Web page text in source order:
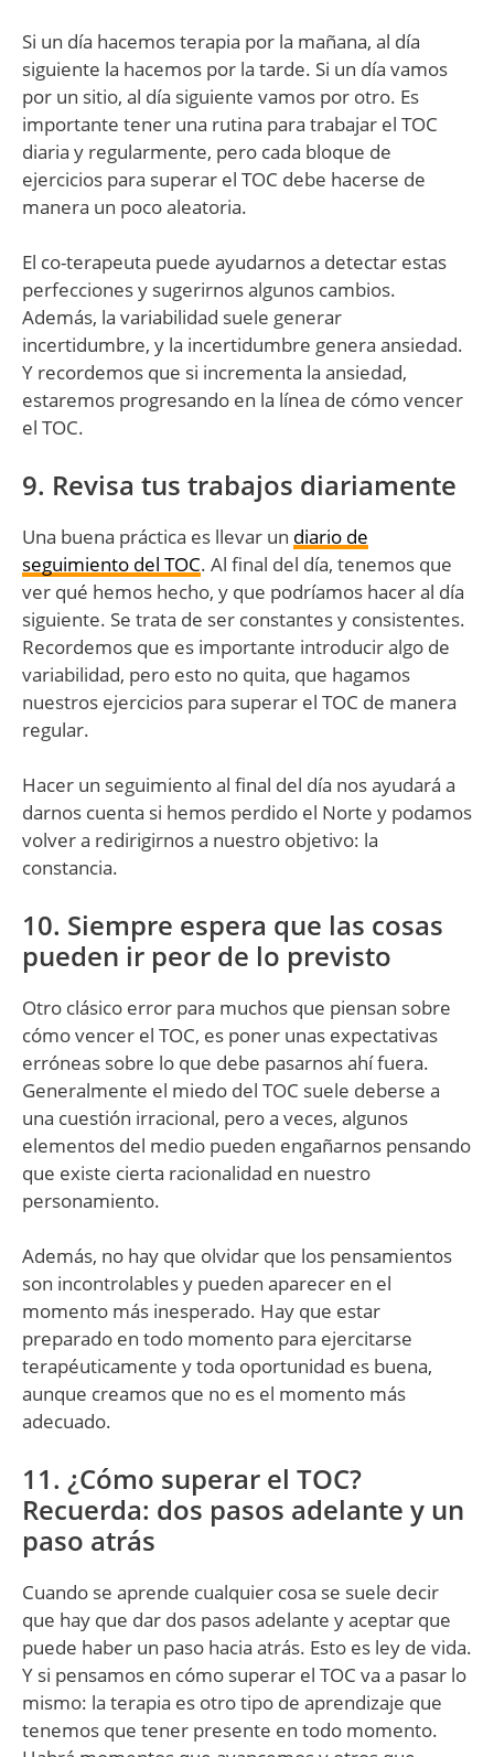
Si un día hacemos terapia por la mañana, al día
siguiente la hacemos por la tarde. Si un día vamos
por un sitio, al día siguiente vamos por otro. Es
importante tener una rutina para trabajar el TOC
diaria y regularmente, pero cada bloque de
ejercicios para superar el TOC debe hacerse de
manera un poco aleatoria.
El co-terapeuta puede ayudarnos a detectar estas
perfecciones y sugerirnos algunos cambios.
Además, la variabilidad suele generar
incertidumbre, y la incertidumbre genera ansiedad.
Y recordemos que si incrementa la ansiedad,
estaremos progresando en la línea de cómo vencer
el TOC.
9. Revisa tus trabajos diariamente
Una buena práctica es llevar un diario de
seguimiento del TOC. Al final del día, tenemos que
ver qué hemos hecho, y que podríamos hacer al día
siguiente. Se trata de ser constantes y consistentes.
Recordemos que es importante introducir algo de
variabilidad, pero esto no quita, que hagamos
nuestros ejercicios para superar el TOC de manera
regular.
Hacer un seguimiento al final del día nos ayudará a
darnos cuenta si hemos perdido el Norte y podamos
volver a redirigirnos a nuestro objetivo: la
constancia.
10. Siempre espera que las cosas
pueden ir peor de lo previsto
Otro clásico error para muchos que piensan sobre
cómo vencer el TOC, es poner unas expectativas
erróneas sobre lo que debe pasarnos ahí fuera.
Generalmente el miedo del TOC suele deberse a
una cuestión irracional, pero a veces, algunos
elementos del medio pueden engañarnos pensando
que existe cierta racionalidad en nuestro
personamiento.
Además, no hay que olvidar que los pensamientos
son incontrolables y pueden aparecer en el
momento más inesperado. Hay que estar
preparado en todo momento para ejercitarse
terapéuticamente y toda oportunidad es buena,
aunque creamos que no es el momento más
adecuado.
11. ¿Cómo superar el TOC?
Recuerda: dos pasos adelante y un
paso atrás
Cuando se aprende cualquier cosa se suele decir
que hay que dar dos pasos adelante y aceptar que
puede haber un paso hacia atrás. Esto es ley de vida.
Y si pensamos en cómo superar el TOC va a pasar lo
mismo: la terapia es otro tipo de aprendizaje que
tenemos que tener presente en todo momento.